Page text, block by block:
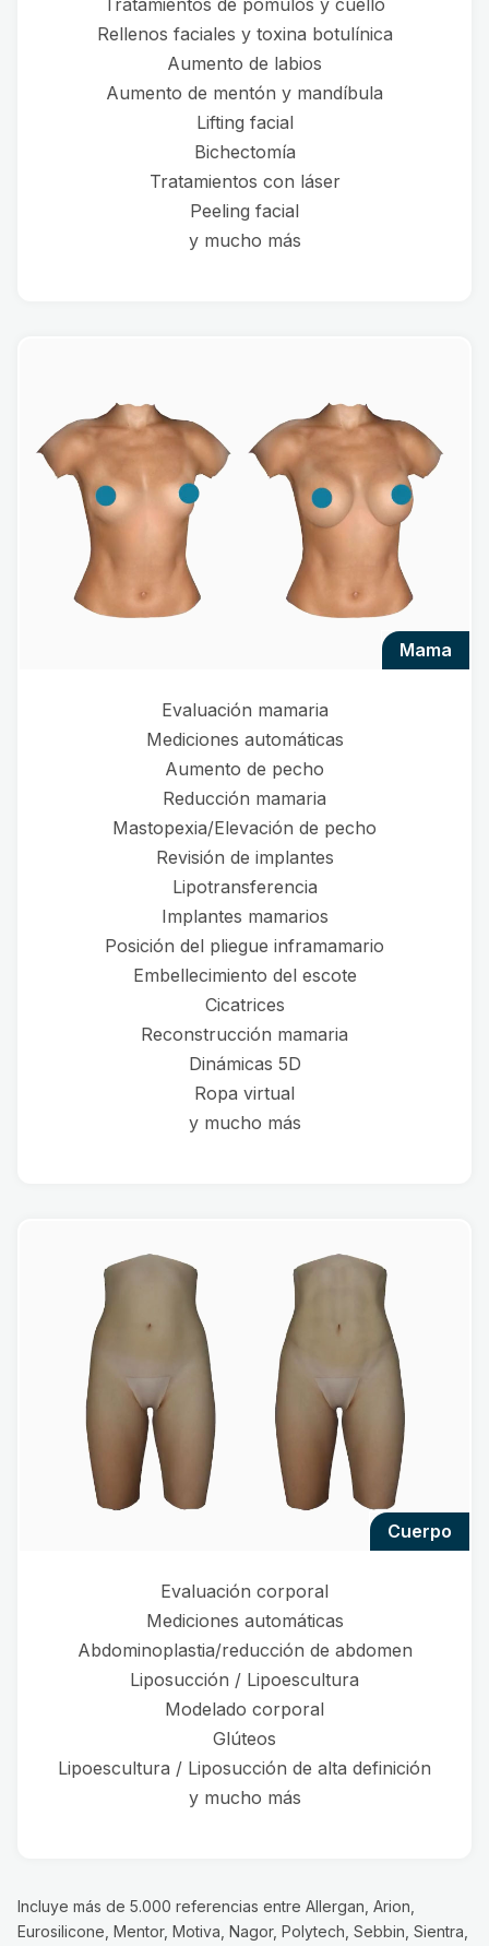
Tratamientos de pómulos y cuello
Rellenos faciales y toxina botulínica
Aumento de labios
Aumento de mentón y mandíbula
Lifting facial
Bichectomía
Tratamientos con láser
Peeling facial
y mucho más
mama
Evaluación mamaria
Mediciones automáticas
Aumento de pecho
Reducción mamaria
Mastopexia/Elevación de pecho
Revisión de implantes
Lipotransferencia
Implantes mamarios
Posición del pliegue inframamario
Embellecimiento del escote
Cicatrices
Reconstrucción mamaria
Dinámicas 5D
Ropa virtual
y mucho más
cuerpo
Evaluación corporal
Mediciones automáticas
Abdominoplastia/reducción de abdomen
Liposucción / Lipoescultura
Modelado corporal
Glúteos
Lipoescultura / Liposucción de alta definición
y mucho más
Incluye más de 5.000 referencias entre Allergan, Arion,
Eurosilicone, Mentor, Motiva, Nagor, Polytech, Sebbin, Sientra,